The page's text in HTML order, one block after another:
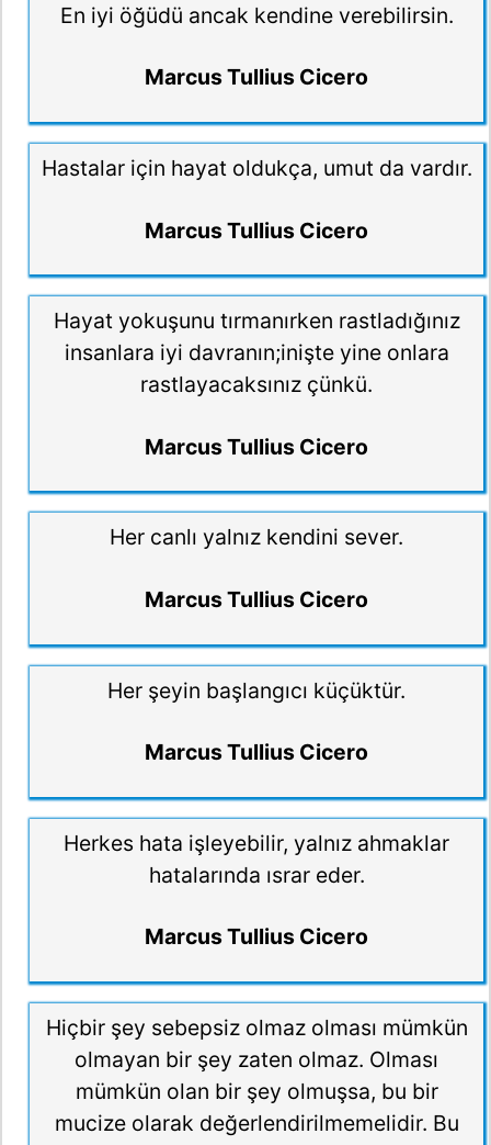
En iyi öğüdü ancak kendine verebilirsin.
Marcus Tullius Cicero
Hastalar için hayat oldukça, umut da vardır.
Marcus Tullius Cicero
Hayat yokuşunu tırmanırken rastladığınız
insanlara iyi davranın;inişte yine onlara
rastlayacaksınız çünkü.
Marcus Tullius Cicero
Her canlı yalnız kendini sever.
Marcus Tullius Cicero
Her şeyin başlangıcı küçüktür.
Marcus Tullius Cicero
Herkes hata işleyebilir, yalnız ahmaklar
hatalarında ısrar eder.
Marcus Tullius Cicero
Hiçbir şey sebepsiz olmaz olması mümkün
olmayan bir şey zaten olmaz. Olması
mümkün olan bir şey olmuşsa, bu bir
mucize olarak değerlendirilmemelidir. Bu